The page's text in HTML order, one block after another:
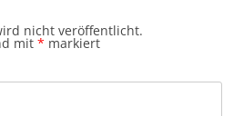
nicht veröffentlicht.
mit * markiert